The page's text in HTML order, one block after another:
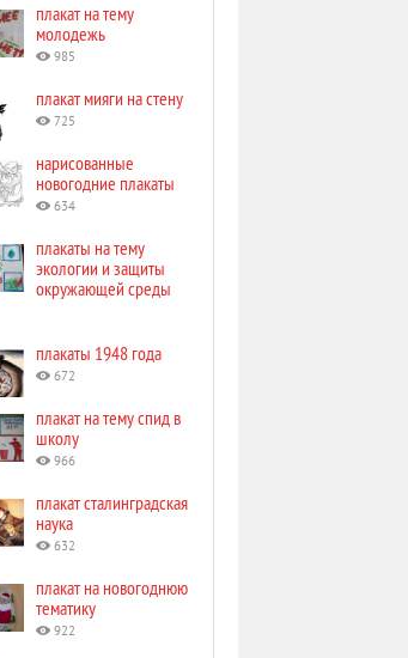
плакат на тему
молодежь
985
плакат мияги на стену
725
нарисованные
новогодние плакаты
634
плакаты на тему
экологии и защиты
окружающей среды
плакаты 1948 года
672
плакат на тему спид в
школу
966
плакат сталинградская
наука
632
плакат на новогоднюю
тематику
922